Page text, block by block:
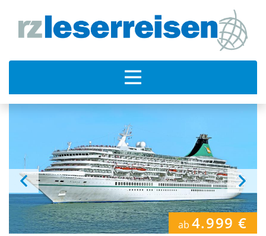
ab 4.999 €